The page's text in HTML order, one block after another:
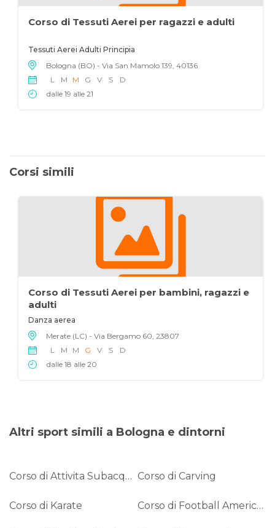
Corso di Tessuti Aerei per ragazzi e adulti
Tessuti Aerei Adulti Principia
Bologna (BO) - Via San Mamolo 139, 40136
L
M M G V S
D
dalle 19 alle 21
Corsi simili
Corso di Tessuti Aerei per bambini, ragazzi e
adulti
Danza aerea
Merate (LC) - Via Bergamo 60, 23807
L
M M G V S
D
dalle 18 alle 20
Altri sport simili a Bologna e dintorni
Corso di Attivita Subacquee Corso di Carving
Corso di Karate Corso di Football Americano